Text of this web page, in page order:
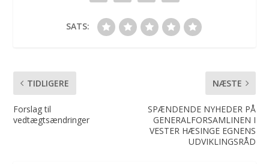
SATS:
TIDLIGERE
Forslag til
vedtægtsændringer
NÆSTE
SPÆNDENDE NYHEDER PÅ
GENERALFORSAMLINEN I
VESTER HÆSINGE EGNENS
UDVIKLINGSRÅD